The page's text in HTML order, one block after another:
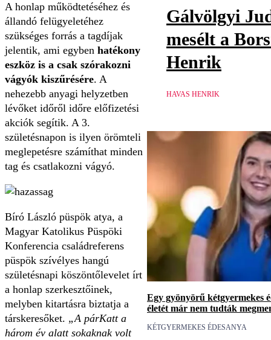
A honlap működtetéséhez és
állandó felügyeletéhez
szükséges forrás a tagdíjak
jelentik, ami egyben hatékony
eszköz is a csak szórakozni
vágyók kiszűrésére. A
nehezebb anyagi helyzetben
lévőket időről időre előfizetési
akciók segítik. A 3.
születésnapon is ilyen örömteli
meglepetésre számíthat minden
tag és csatlakozni vágyó.
Bíró László püspök atya, a
Magyar Katolikus Püspöki
Konferencia családreferens
püspök szívélyes hangú
születésnapi köszöntőlevelet írt
a honlap szerkesztőinek,
melyben kitartásra biztatja a
társkeresőket. „A párKatt a
három év alatt sokaknak volt
Gálvölgyi
mesélt a
Henrik
HAVAS HENRIK
Egy gyönyörű kétgyermekes
életét már nem tudták
KÉTGYERMEKES ÉDESANYA